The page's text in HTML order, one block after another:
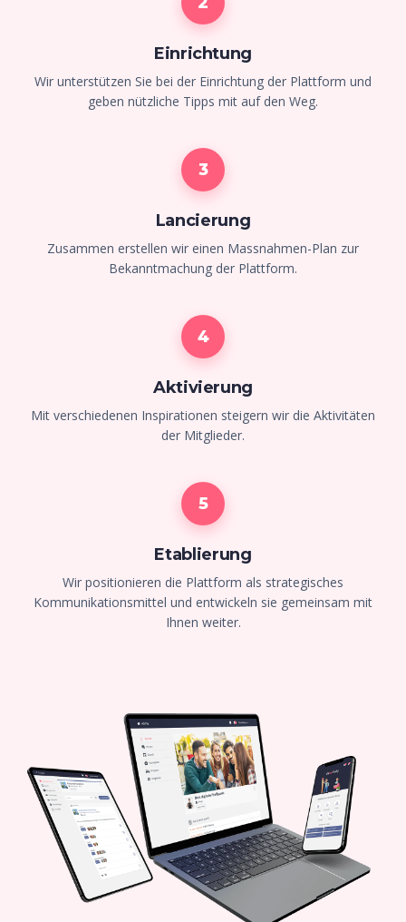
Einrichtung
Wir unterstützen Sie bei der Einrichtung der Plattform und
geben nützliche Tipps mit auf den Weg.
3
Lancierung
Zusammen erstellen wir einen Massnahmen-Plan zur
Bekanntmachung der Plattform.
4
Aktivierung
Mit verschiedenen Inspirationen steigern wir die Aktivitäten
der Mitglieder.
5
Etablierung
Wir positionieren die Plattform als strategisches
Kommunikationsmittel und entwickeln sie gemeinsam mit
Ihnen weiter.